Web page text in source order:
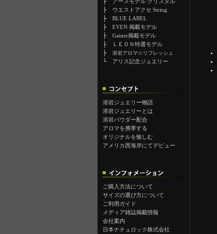
├ ウエストアクセ String
├ BLUE LABEL
├ EVEN 掲載モデル
├ Gainer掲載モデル
├
ＬＥＯＮ特選モデル
├ 溶岩アロマ☆リフレッシュ
└ アリス記念ジュエリー
溶岩ジュエリー物語
溶岩ジュエリーとは
溶岩パウダー配合
アロマを携帯する
オリジナルを愉しむ
アメリカ西海岸にてデビュー
ご購入方法について
サイズの選び方について
ご利用ガイド
メディア雑誌掲載情報
会社案内
日本ナチュロック株式会社